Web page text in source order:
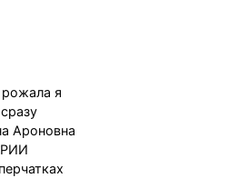
я
Ароновна